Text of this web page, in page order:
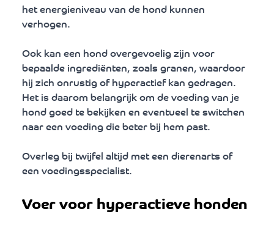
het energieniveau van de hond kunnen
verhogen.
Ook kan een hond overgevoelig zijn voor
bepaalde ingrediënten, zoals granen, waardoor
hij zich onrustig of hyperactief kan gedragen.
Het is daarom belangrijk om de voeding van je
hond goed te bekijken en eventueel te switchen
naar een voeding die beter bij hem past.
Overleg bij twijfel altijd met een dierenarts of
een voedingsspecialist.
Voer voor hyperactieve honden